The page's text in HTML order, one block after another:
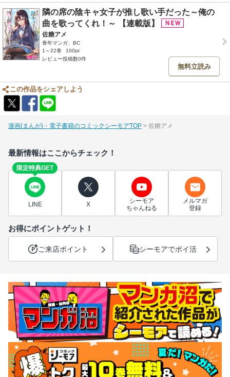
隣の席の陰キャ女子が推し歌い手だった～俺の
曲を歌ってくれ！～ 【連載版】
佐糖アメ
青年マンガ、BC
1～22巻
100pt
レビュー投稿数0件
無料立読み
この作品をシェアしよう
漫画(まんが)・電子書籍のコミックシーモアTOP 佐糖アメ
最新情報はここからチェック！
限定特典GET
LINE X
シーモア
ちゃんねる
メルマガ
登録
お得にポイントゲット！
ご来店ポイント シーモアでポイ活